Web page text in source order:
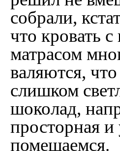
собрали,
что кровать
матрасом
валяются,
слишком
шоколад,
просторная
помещаемся.